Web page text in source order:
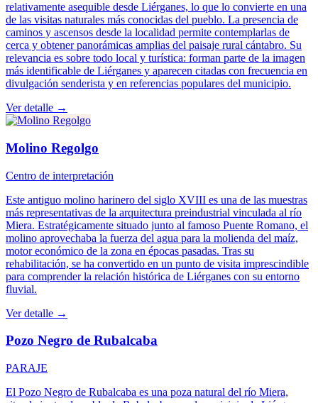
relativamente asequible desde Liérganes, lo que lo convierte en una
de las visitas naturales más conocidas del pueblo. La presencia de
caminos y ascensos desde la localidad permite contemplarlas de
cerca y obtener panorámicas amplias del paisaje rural cántabro. Su
relevancia es sobre todo local y turística: forman parte de la imagen
más identificable de Liérganes y aparecen citadas con frecuencia en
divulgación senderista y en referencias populares del municipio.
Ver detalle →
Molino Regolgo
Centro de interpretación
Este antiguo molino harinero del siglo XVIII es una de las muestras
más representativas de la arquitectura preindustrial vinculada al río
Miera. Estratégicamente situado junto al famoso Puente Romano, el
molino aprovechaba la fuerza del agua para la molienda del maíz,
motor económico de la zona en épocas pasadas. Tras su
rehabilitación, se ha convertido en un punto de visita imprescindible
para comprender la relación histórica de Liérganes con su entorno
fluvial.
Ver detalle →
Pozo Negro de Rubalcaba
PARAJE
El Pozo Negro de Rubalcaba es una poza natural del río Miera,